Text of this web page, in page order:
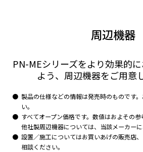
周辺機器
PN-MEシリーズをより効果的
よう、周辺機器をご用意
製品の仕様などの情報は発売時のものです
い。
すべてオープン価格です。数値はおよその参
他社製周辺機器については、当該メーカーに
設置／施工についてはお買いあげの販売店
相談ください。